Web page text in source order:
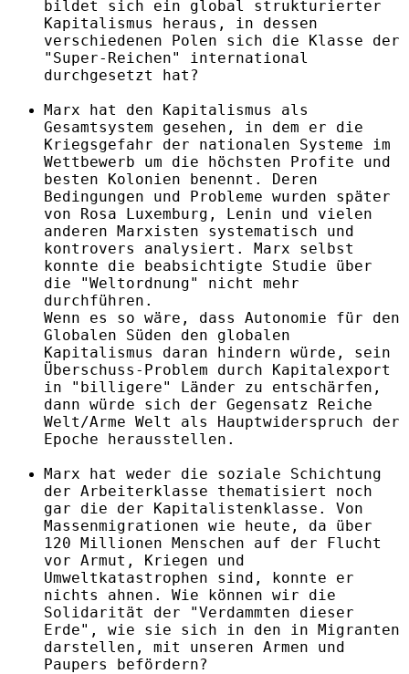
bildet sich ein global strukturierter
Kapitalismus heraus, in dessen
verschiedenen Polen sich die Klasse der
"Super-Reichen" international
durchgesetzt hat?
Marx hat den Kapitalismus als
Gesamtsystem gesehen, in dem er die
Kriegsgefahr der nationalen Systeme im
Wettbewerb um die höchsten Profite und
besten Kolonien benennt. Deren
Bedingungen und Probleme wurden später
von Rosa Luxemburg, Lenin und vielen
anderen Marxisten systematisch und
kontrovers analysiert. Marx selbst
konnte die beabsichtigte Studie über
die "Weltordnung" nicht mehr
durchführen.
Wenn es so wäre, dass Autonomie für den
Globalen Süden den globalen
Kapitalismus daran hindern würde, sein
Überschuss-Problem durch Kapitalexport
in "billigere" Länder zu entschärfen,
dann würde sich der Gegensatz Reiche
Welt/Arme Welt als Hauptwiderspruch der
Epoche herausstellen.
Marx hat weder die soziale Schichtung
der Arbeiterklasse thematisiert noch
gar die der Kapitalistenklasse. Von
Massenmigrationen wie heute, da über
120 Millionen Menschen auf der Flucht
vor Armut, Kriegen und
Umweltkatastrophen sind, konnte er
nichts ahnen. Wie können wir die
Solidarität der "Verdammten dieser
Erde", wie sie sich in den in Migranten
darstellen, mit unseren Armen und
Paupers befördern?